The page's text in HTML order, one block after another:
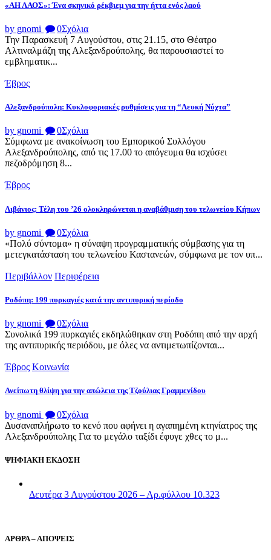
«ΑΗ ΛΑΟΣ»: Ένα σκηνικό ρέκβιεμ για την ήττα ενός λαού
by gnomi 0Σχόλια
Την Παρασκευή 7 Αυγούστου, στις 21.15, στο Θέατρο
Αλτιναλμάζη της Αλεξανδρούπολης, θα παρουσιαστεί το
εμβληματικ...
Έβρος
Αλεξανδρούπολη: Κυκλοφοριακές ρυθμίσεις για τη “Λευκή Νύχτα”
by gnomi 0Σχόλια
Σύμφωνα με ανακοίνωση του Εμπορικού Συλλόγου
Αλεξανδρούπολης, από τις 17.00 το απόγευμα θα ισχύσει
πεζοδρόμηση 8...
Έβρος
Λιβάνιος: Τέλη του ’26 ολοκληρώνεται η αναβάθμιση του τελωνείου Κήπων
by gnomi 0Σχόλια
«Πολύ σύντομα» η σύναψη προγραμματικής σύμβασης για τη
μετεγκατάσταση του τελωνείου Καστανεών, σύμφωνα με τον υπ...
Περιβάλλον Περιφέρεια
Ροδόπη: 199 πυρκαγιές κατά την αντιπυρική περίοδο
by gnomi 0Σχόλια
Συνολικά 199 πυρκαγιές εκδηλώθηκαν στη Ροδόπη από την αρχή
της αντιπυρικής περιόδου, με όλες να αντιμετωπίζονται...
Έβρος Κοινωνία
Ανείπωτη θλίψη για την απώλεια της Τζούλιας Γραμμενίδου
by gnomi 0Σχόλια
Δυσαναπλήρωτο το κενό που αφήνει η αγαπημένη κτηνίατρος της
Αλεξανδρούπολης Για το μεγάλο ταξίδι έφυγε χθες το μ...
ΨΗΦΙΑΚΗ ΕΚΔΟΣΗ
Δευτέρα 3 Αυγούστου 2026 – Αρ.φύλλου 10.323
ΑΡΘΡΑ – ΑΠΟΨΕΙΣ